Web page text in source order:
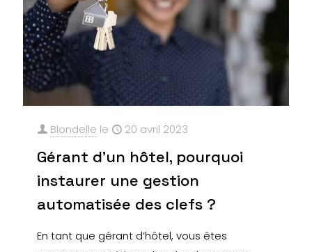
Blondelle le 20 avril 2023
Gérant d’un hôtel, pourquoi
instaurer une gestion
automatisée des clefs ?
En tant que gérant d’hôtel, vous êtes